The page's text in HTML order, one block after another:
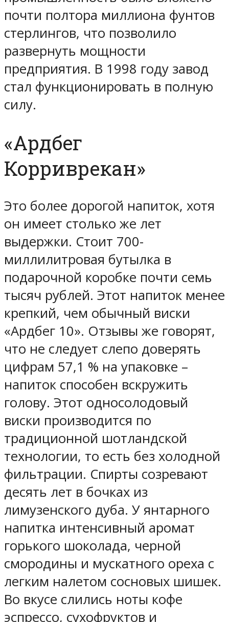
почти полтора миллиона фунтов
стерлингов, что позволило
развернуть мощности
предприятия. В 1998 году завод
стал функционировать в полную
силу.
«Ардбег
Корриврекан»
Это более дорогой напиток, хотя
он имеет столько же лет
выдержки. Стоит 700-
миллилитровая бутылка в
подарочной коробке почти семь
тысяч рублей. Этот напиток менее
крепкий, чем обычный виски
«Ардбег 10». Отзывы же говорят,
что не следует слепо доверять
цифрам 57,1 % на упаковке –
напиток способен вскружить
голову. Этот односолодовый
виски производится по
традиционной шотландской
технологии, то есть без холодной
фильтрации. Спирты созревают
десять лет в бочках из
лимузенского дуба. У янтарного
напитка интенсивный аромат
горького шоколада, черной
смородины и мускатного ореха с
легким налетом сосновых шишек.
Во вкусе слились ноты кофе
эспрессо, сухофруктов и